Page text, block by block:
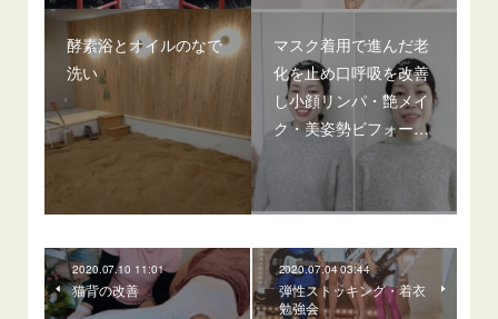
酵素浴とオイルのなで
洗い
マスク着用で進んだ老
化を止め口呼吸を改善
し小顔リンパ・艶メイ
ク・美姿勢ビフォー…
2020.07.10 11:01
猫背の改善
2020.07.04 03:44
弾性ストッキング・着衣
勉強会